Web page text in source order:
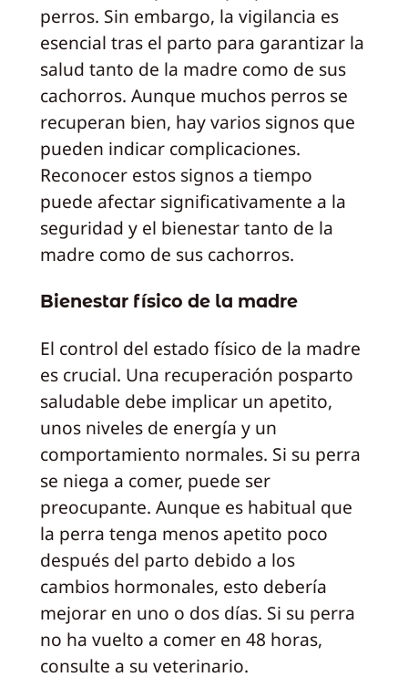
perros. Sin embargo, la vigilancia es
esencial tras el parto para garantizar la
salud tanto de la madre como de sus
cachorros. Aunque muchos perros se
recuperan bien, hay varios signos que
pueden indicar complicaciones.
Reconocer estos signos a tiempo
puede afectar significativamente a la
seguridad y el bienestar tanto de la
madre como de sus cachorros.
Bienestar físico de la madre
El control del estado físico de la madre
es crucial. Una recuperación posparto
saludable debe implicar un apetito,
unos niveles de energía y un
comportamiento normales. Si su perra
se niega a comer, puede ser
preocupante. Aunque es habitual que
la perra tenga menos apetito poco
después del parto debido a los
cambios hormonales, esto debería
mejorar en uno o dos días. Si su perra
no ha vuelto a comer en 48 horas,
consulte a su veterinario.